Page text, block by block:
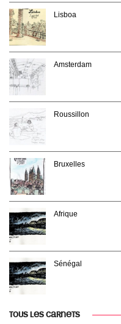
Lisboa
Amsterdam
Roussillon
Bruxelles
Afrique
Sénégal
TOUS LES CARNETS